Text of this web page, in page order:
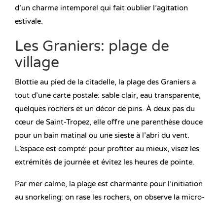
d’un charme intemporel qui fait oublier l’agitation
estivale.
Les Graniers: plage de
village
Blottie au pied de la citadelle, la plage des Graniers a
tout d’une carte postale: sable clair, eau transparente,
quelques rochers et un décor de pins. À deux pas du
cœur de Saint-Tropez, elle offre une parenthèse douce
pour un bain matinal ou une sieste à l’abri du vent.
L’espace est compté: pour profiter au mieux, visez les
extrémités de journée et évitez les heures de pointe.
Par mer calme, la plage est charmante pour l’initiation
au snorkeling: on rase les rochers, on observe la micro-